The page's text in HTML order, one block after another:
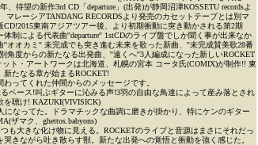
、待望の新作3rd CD「departure」(出発)が静岡沼津KOSSETU recordsよ
マレーシアTANDANG RECORDSより発売のカセットテープとは別マ
CD!2015東南アジアツアー後、より初期衝動に突き動かされる第2期
体制による代表曲''departure'' 1stCDのライブ盤でしか聞く事が出来なか
''オオカミ'' 未完成でも突き進む未来を歌った新曲、''未完成賛美歌28番
角度からの新たなる出発曲、''遠くへ''3人編成になった新しいROCKET
ト・アートワークは北海道、札幌の宮本 コータ氏(COMIX)が制作!! 東
新たなる章が始まるROCKET!
わってくれた仲間からのメッセージです。
ベース!叫ぶギターに沁みる声!3羽の自由な鳥達によって産み落とされ
を聴け! KAZUKI(VIVISICK)
になってた。ドラマチックな曲調に磨きが掛かり、特にケンのギター
ザマク、ghettos.babyons)
も大きな化け物に見える。ROCKETのライブと音源はまさにそれだっ
哭きながら吐き散らす獣。新たな出発への覚悟と衝動を強く感じた。